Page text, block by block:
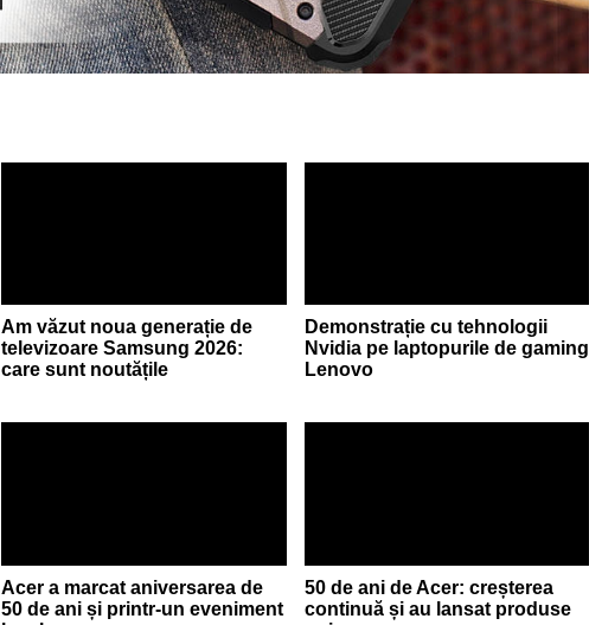
Am văzut noua generație de
televizoare Samsung 2026:
care sunt noutățile
Demonstrație cu tehnologii
Nvidia pe laptopurile de gaming
Lenovo
Acer a marcat aniversarea de
50 de ani și printr-un eveniment
50 de ani de Acer: creșterea
continuă și au lansat produse